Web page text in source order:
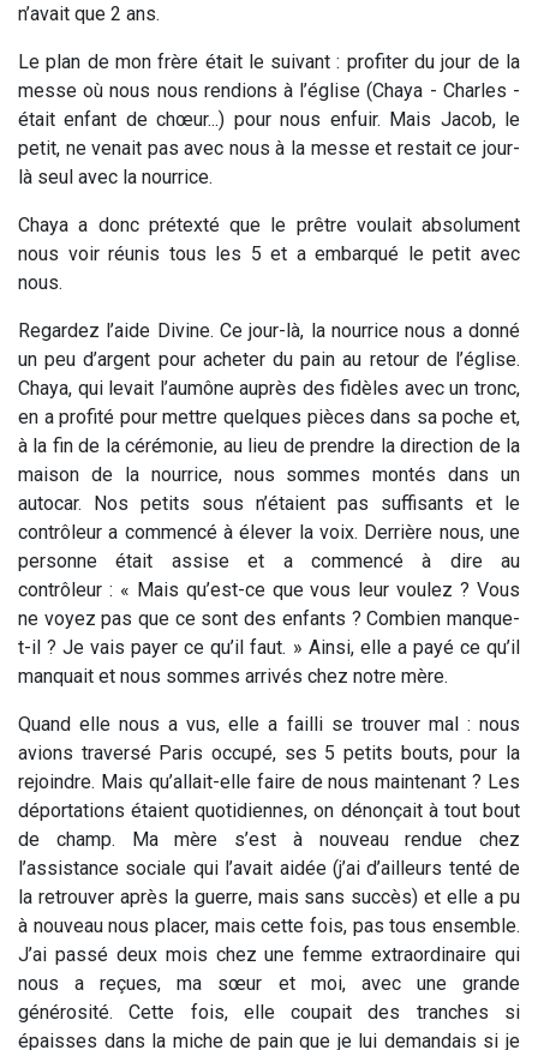
n’avait que 2 ans.
Le plan de mon frère était le suivant : profiter du jour de la
messe où nous nous rendions à l’église (Chaya - Charles -
était enfant de chœur...) pour nous enfuir. Mais Jacob, le
petit, ne venait pas avec nous à la messe et restait ce jour-
là seul avec la nourrice.
Chaya a donc prétexté que le prêtre voulait absolument
nous voir réunis tous les 5 et a embarqué le petit avec
nous.
Regardez l’aide Divine. Ce jour-là, la nourrice nous a donné
un peu d’argent pour acheter du pain au retour de l’église.
Chaya, qui levait l’aumône auprès des fidèles avec un tronc,
en a profité pour mettre quelques pièces dans sa poche et,
à la fin de la cérémonie, au lieu de prendre la direction de la
maison de la nourrice, nous sommes montés dans un
autocar. Nos petits sous n’étaient pas suffisants et le
contrôleur a commencé à élever la voix. Derrière nous, une
personne était assise et a commencé à dire au
contrôleur : « Mais qu’est-ce que vous leur voulez ? Vous
ne voyez pas que ce sont des enfants ? Combien manque-
t-il ? Je vais payer ce qu’il faut. » Ainsi, elle a payé ce qu’il
manquait et nous sommes arrivés chez notre mère.
Quand elle nous a vus, elle a failli se trouver mal : nous
avions traversé Paris occupé, ses 5 petits bouts, pour la
rejoindre. Mais qu’allait-elle faire de nous maintenant ? Les
déportations étaient quotidiennes, on dénonçait à tout bout
de champ. Ma mère s’est à nouveau rendue chez
l’assistance sociale qui l’avait aidée (j’ai d’ailleurs tenté de
la retrouver après la guerre, mais sans succès) et elle a pu
à nouveau nous placer, mais cette fois, pas tous ensemble.
J’ai passé deux mois chez une femme extraordinaire qui
nous a reçues, ma sœur et moi, avec une grande
générosité. Cette fois, elle coupait des tranches si
épaisses dans la miche de pain que je lui demandais si je